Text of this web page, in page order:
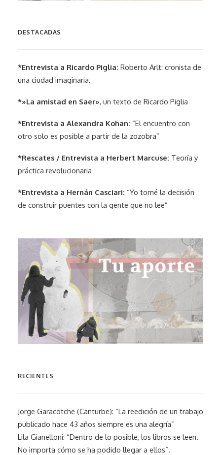
DESTACADAS
*Entrevista a Ricardo Piglia: Roberto Arlt: cronista de
una ciudad imaginaria.
*»La amistad en Saer», un texto de Ricardo Piglia
*Entrevista a Alexandra Kohan: “El encuentro con
otro solo es posible a partir de la zozobra”
*Rescates / Entrevista a Herbert Marcuse: Teoría y
práctica revolucionaria
*Entrevista a Hernán Casciari: “Yo tomé la decisión
de construir puentes con la gente que no lee”
RECIENTES
Jorge Garacotche (Canturbe): “La reedición de un trabajo
publicado hace 43 años siempre es una alegría”
Lila Gianelloni: “Dentro de lo posible, los libros se leen.
No importa cómo se ha podido llegar a ellos”.